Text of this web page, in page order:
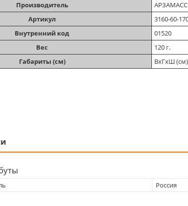
Производитель
Артикул
3160-60-
Внутренний код
01520
Вес
120 г.
Габариты (см)
ВхГхШ
Россия